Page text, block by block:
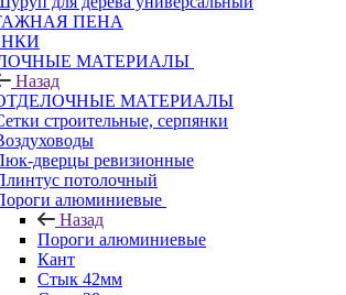
ПЕНА
МАТЕРИАЛЫ
Назад
МАТЕРИАЛЫ
строительные, серпянки
дверцы ревизионные
потолочный
алюминиевые
Назад
Пороги алюминиевые
Кант
Стык 42мм